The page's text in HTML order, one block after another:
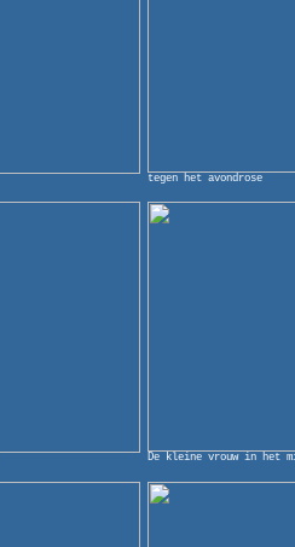
tegen het avondrose
De kleine vrouw in het